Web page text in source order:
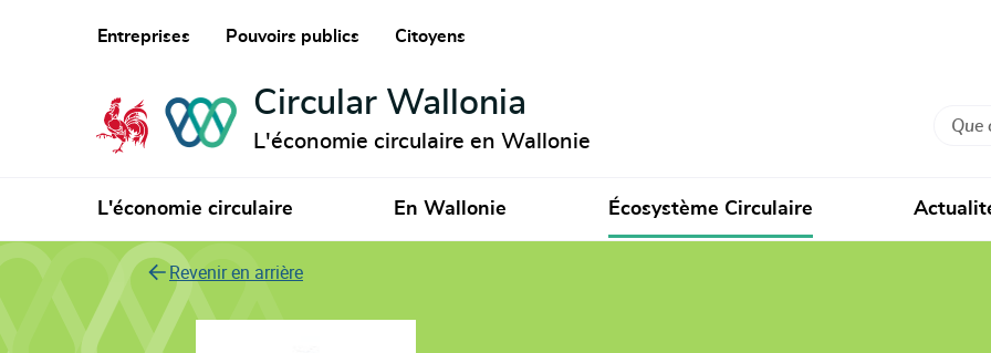
Entreprises Pouvoirs publics Citoyens
Circular Wallonia
L'économie circulaire en Wallonie
L'économie circulaire En Wallonie Écosystème Circulaire
Revenir en arrière